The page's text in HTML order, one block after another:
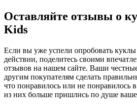
Оставляйте отзывы о
Kids
Если вы уже успели опробовать
действии, поделитесь своими
отзывов на нашем сайте. Ваши
другим покупателям сделать
что понравилось или не понравилось
из них больше пришлись по душе